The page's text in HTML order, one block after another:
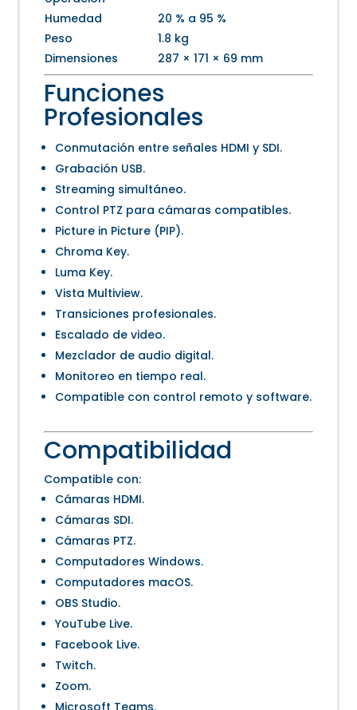
Humedad
20 % a 95 %
Peso
1.8 kg
Dimensiones
287 × 171 × 69 mm
Funciones
Profesionales
Conmutación entre señales HDMI y SDI.
Grabación USB.
Streaming simultáneo.
Control PTZ para cámaras compatibles.
Picture in Picture (PIP).
Chroma Key.
Luma Key.
Vista Multiview.
Transiciones profesionales.
Escalado de video.
Mezclador de audio digital.
Monitoreo en tiempo real.
Compatible con control remoto y software.
Compatibilidad
Compatible con:
Cámaras HDMI.
Cámaras SDI.
Cámaras PTZ.
Computadores Windows.
Computadores macOS.
OBS Studio.
YouTube Live.
Facebook Live.
Twitch.
Zoom.